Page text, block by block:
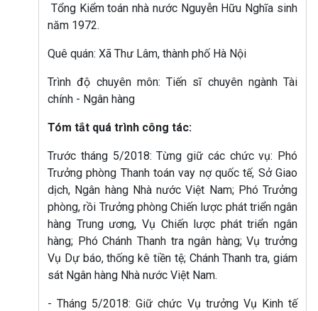
Tổng Kiểm toán nhà nước Nguyễn Hữu Nghĩa sinh
năm 1972.
Quê quán: Xã Thư Lâm, thành phố Hà Nội
Trình độ chuyên môn: Tiến sĩ chuyên ngành Tài
chính - Ngân hàng
Tóm tắt quá trình công tác:
Trước tháng 5/2018: Từng giữ các chức vụ: Phó
Trưởng phòng Thanh toán vay nợ quốc tế, Sở Giao
dịch, Ngân hàng Nhà nước Việt Nam; Phó Trưởng
phòng, rồi Trưởng phòng Chiến lược phát triển ngân
hàng Trung ương, Vụ Chiến lược phát triển ngân
hàng; Phó Chánh Thanh tra ngân hàng; Vụ trưởng
Vụ Dự báo, thống kê tiền tệ; Chánh Thanh tra, giám
sát Ngân hàng Nhà nước Việt Nam.
- Tháng 5/2018: Giữ chức Vụ trưởng Vụ Kinh tế